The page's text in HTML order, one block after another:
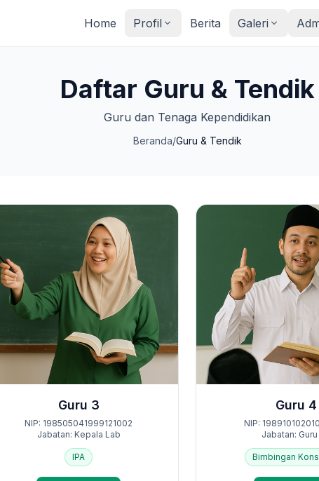
Home Profil Berita Galeri
Daftar Guru & Tendik
Guru dan Tenaga Kependidikan
Beranda/Guru & Tendik
Guru 3
NIP: 198505041999121002
Jabatan: Kepala Lab
IPA
Guru 4
NIP:
Jabatan: Guru
Bimbingan